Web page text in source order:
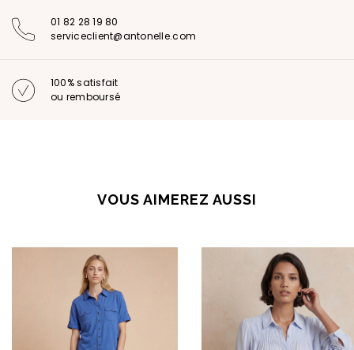
01 82 28 19 80
serviceclient@antonelle.com
100% satisfait
ou remboursé
VOUS AIMEREZ AUSSI